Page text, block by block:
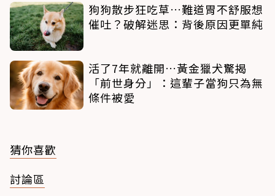
狗狗散步狂吃草…難道胃不舒服想
催吐？破解迷思：背後原因更單純
活了7年就離開…黃金獵犬驚揭
「前世身分」：這輩子當狗只為無
條件被愛
猜你喜歡
討論區